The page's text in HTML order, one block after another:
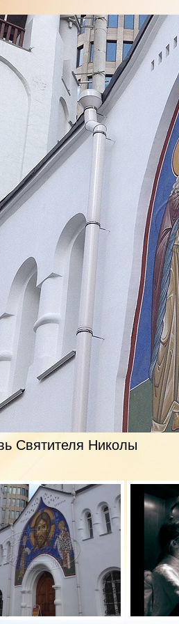
Святителя Николы